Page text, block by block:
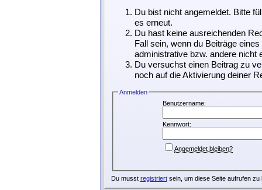
Du bist nicht angemeldet. Bitte
es erneut.
Du hast keine ausreichenden
Fall sein, wenn du Beiträge
administrative bzw. andere nicht
Du versuchst einen Beitrag zu
noch auf die Aktivierung deiner
Anmelden
Benutzername:
Kennwort:
Angemeldet bleiben?
Du musst registriertsein, um diese Seite aufrufen zu